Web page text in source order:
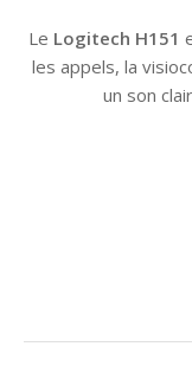
Le Logitech H151
les appels, la
un son